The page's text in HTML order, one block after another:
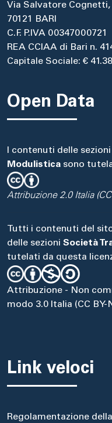
Via Salvatore Cognetti,
70121 BARI
C.F. P.IVA 00347000721
REA CCIAA di Bari n.
Capitale Sociale: €
Open Data
I contenuti delle sezioni
Modulistica sono
Attribuzione 2.0 Italia
Tutti i contenuti del
delle sezioni Società
tutelati da questa
Attribuzione - Non
modo 3.0 Italia (CC BY-
Link veloci
Regolamentazione